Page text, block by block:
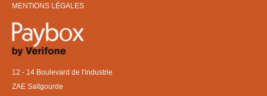
MENTIONS LÉGALES
12 - 14 Boulevard de l'industrie
ZAE Saltgourde